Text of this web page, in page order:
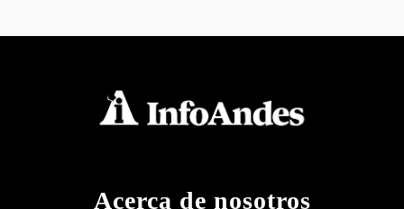
Acerca de nosotros